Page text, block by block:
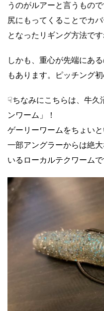
うのがルアーと言うもの
尻にもってくることでカ
となったリギング方法です
しかも、重心が先端にあ
もあります。ピッチング
☟ちなみにこちらは、牛久
ンワーム」！
ゲーリーワームをちょい
一部アングラーからは絶
いるローカルテクワーム